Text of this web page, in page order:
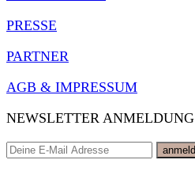
PRESSE
PARTNER
AGB & IMPRESSUM
NEWSLETTER ANMELDUNG